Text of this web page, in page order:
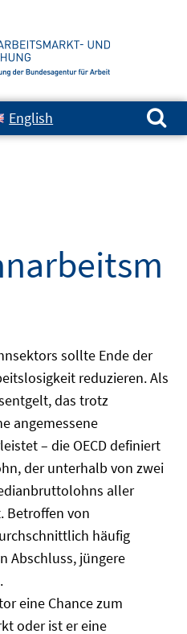
English
Suchen nach:
sollte Ende der
reduzieren. Als
das trotz
angemessene
– die OECD definiert
der unterhalb von zwei
aller
Betroffen von
häufig
Abschluss, jüngere
eine Chance zum
oder ist er eine